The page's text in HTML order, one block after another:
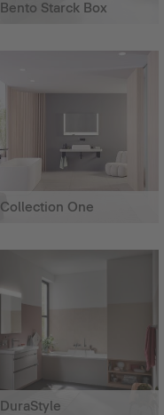
Bento Starck Box
Collection One
DuraStyle